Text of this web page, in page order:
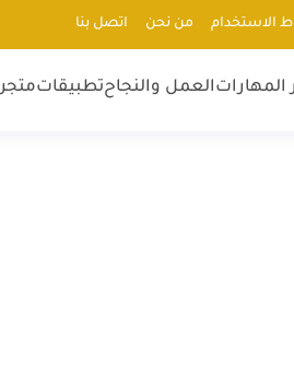
الاستخدام من نحن اتصل بنا
المهاراتالعمل والنجاحتطبيقات